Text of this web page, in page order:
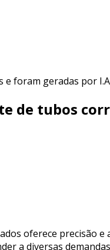
foram geradas por
de tubos
oferece precisão
a diversas